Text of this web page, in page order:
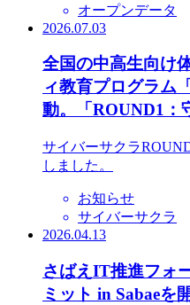
オープンデータ
2026.07.03
全国の中高生向け
ィ教育プログラム
動。「ROUND1：
サイバーサクラ
しました。
お知らせ
サイバーサクラ
2026.04.13
さばえIT推進フォ
ミット in Sabaeを